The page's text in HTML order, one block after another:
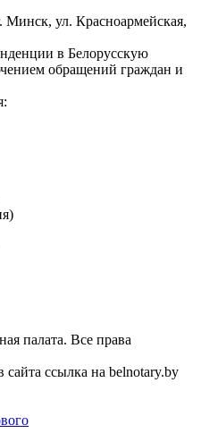
Минск, ул. Красноармейская,
в Белорусскую
обращений граждан и
палата. Все права
ссылка на belnotary.by